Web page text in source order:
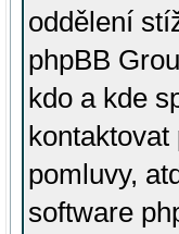
oddělení
phpBB
kdo a kde
pomluvy,
software